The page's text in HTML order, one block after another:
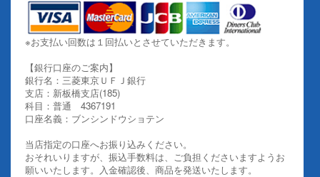
※お支払い回数は１回払いとさせていただきます。
【銀行口座のご案内】
銀行名：三菱東京ＵＦＪ銀行
支店：新板橋支店(185)
科目：普通 4367191
口座名義：ブンシンドウショテン
当店指定の口座へお振り込みください。
おそれいりますが、振込手数料は、ご負担くださいますようお
願いいたします。入金確認後、商品を発送いたします。